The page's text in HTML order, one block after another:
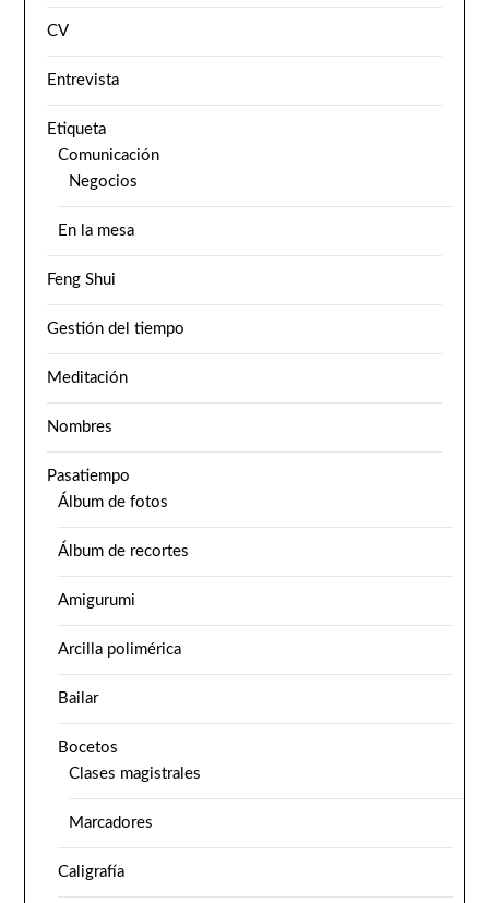
CV
Entrevista
Etiqueta
Comunicación
Negocios
En la mesa
Feng Shui
Gestión del tiempo
Meditación
Nombres
Pasatiempo
Álbum de fotos
Álbum de recortes
Amigurumi
Arcilla polimérica
Bailar
Bocetos
Clases magistrales
Marcadores
Caligrafía